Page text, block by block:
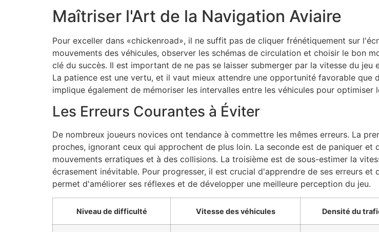
Maîtriser l'Art de la Navigation Aviaire
Pour exceller dans «chickenroad», il ne suffit pas de cliquer frénétiquement sur
mouvements des véhicules, observer les schémas de circulation et choisir le bon
clé du succès. Il est important de ne pas se laisser submerger par la vitesse du
La patience est une vertu, et il vaut mieux attendre une opportunité favorable
implique également de mémoriser les intervalles entre les véhicules pour optimiser
Les Erreurs Courantes à Éviter
De nombreux joueurs novices ont tendance à commettre les mêmes erreurs. La
proches, ignorant ceux qui approchent de plus loin. La seconde est de paniquer
mouvements erratiques et à des collisions. La troisième est de sous-estimer la
écrasement inévitable. Pour progresser, il est crucial d'apprendre de ses erreurs
permet d'améliorer ses réflexes et de développer une meilleure perception du jeu.
Niveau de difficulté Vitesse des véhicules Densité du